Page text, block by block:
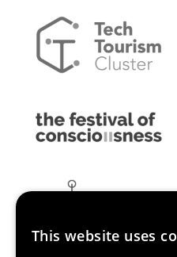
This website uses